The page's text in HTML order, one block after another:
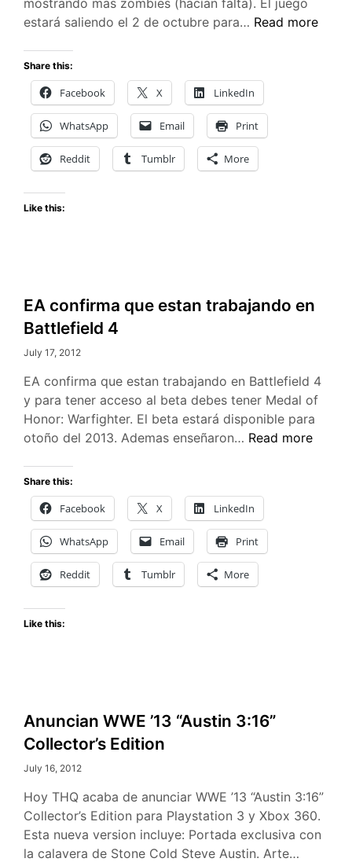
estará saliendo el 2 de octubre para… Trailer
Evil
6
Read more
Share this:
Facebook X LinkedIn
WhatsApp Email Print
Reddit Tumblr More
Like this:
EA confirma que estan trabajando en
Battlefield 4
July 17, 2012
EA confirma que estan trabajando en Battlefield 4
y para tener acceso al beta debes tener Medal of
Honor: Warfighter. El beta estará disponible para
otoño del 2013. Ademas enseñaron… EA
estan
trabajando
en
Battlefield
Read more
Share this:
Facebook X LinkedIn
WhatsApp Email Print
Reddit Tumblr More
Like this:
Anuncian WWE ’13 “Austin 3:16”
Collector’s Edition
July 16, 2012
Hoy THQ acaba de anunciar WWE ’13 “Austin 3:16”
Collector’s Edition para Playstation 3 y Xbox 360.
Esta nueva version incluye: Portada exclusiva con
la calavera de Stone Cold Steve Austin. Arte…